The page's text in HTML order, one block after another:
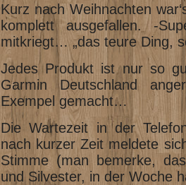
Kurz nach Weihnachten
komplett ausgefallen. -
mitkriegt… „das teure Ding,
Jedes Produkt ist nur so
Garmin Deutschland
Exempel gemacht…
Die Wartezeit in der
nach kurzer Zeit meldete
Stimme (man bemerke,
und Silvester, in der Woche